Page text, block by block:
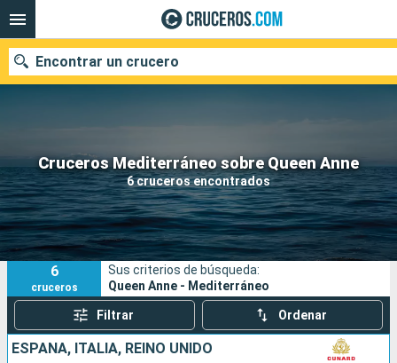
Cruceros Mediterráneo sobre Queen Anne
6 cruceros encontrados
Encontrar un crucero
Nuestros destinos
Fecha de salida
Puertos Compañías
Buscar
6
cruceros
Sus criterios de búsqueda:
Queen Anne - Mediterráneo
Filtrar Ordenar
ESPAÑA, ITALIA, REINO UNIDO